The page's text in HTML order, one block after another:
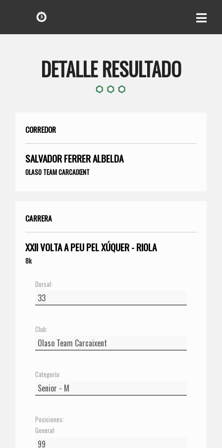
DETALLE RESULTADO
CORREDOR
SALVADOR FERRER ALBELDA
OLASO TEAM CARCAIXENT
CARRERA
XXII VOLTA A PEU PEL XÚQUER - RIOLA
8k
Dorsal:
Club:
Categoría:
Posiciones:
General: